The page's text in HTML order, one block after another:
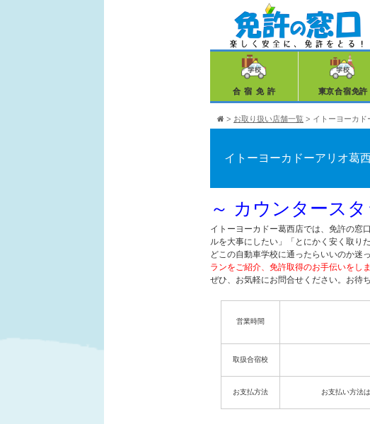
合宿免許 東京合宿免許
> お取り扱い店舗一覧 > イトーヨーカ
イトーヨーカドーアリオ葛
～ カウンタース
イトーヨーカドー葛西店では、免許の窓
ルを大事にしたい」「とにかく安く取り
どこの自動車学校に通ったらいいのか迷
ランをご紹介、免許取得のお手伝いをし
ぜひ、お気軽にお問合せください。お待
営業時間
取扱合宿校
お支払方法 お支払い方法